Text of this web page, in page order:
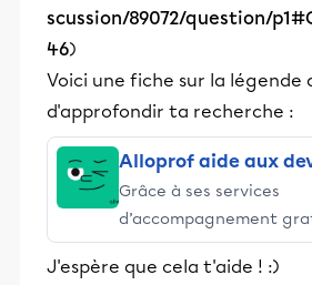
scussion/89072/question/
46)
Voici une fiche sur la légende
d'approfondir ta recherche :
Alloprof aide aux
Grâce à ses services
d’accompagnement
stimulants, Alloprof
et leurs parents dans la
J'espère que cela t'aide ! :)